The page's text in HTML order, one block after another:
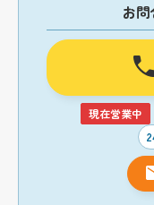
お
現在営業中